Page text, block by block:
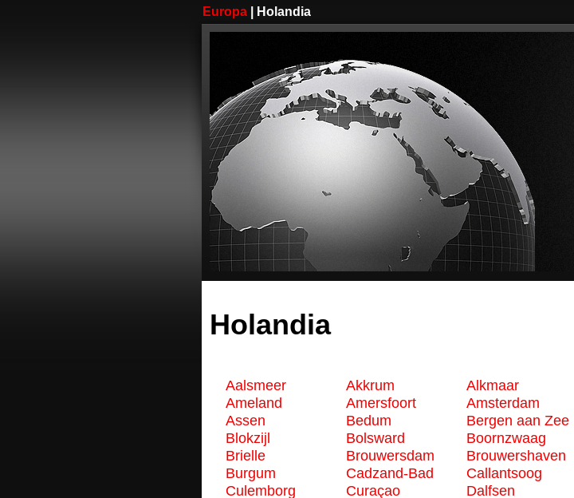
Europa| Holandia
Holandia
Aalsmeer Akkrum Alkmaar
Ameland
Amersfoort Amsterdam
Assen
Bedum Bergen aan Zee
Blokzijl
Bolsward Boornzwaag
Brielle
Brouwersdam Brouwershaven
Burgum
Cadzand-Bad Callantsoog
Culemborg
Curaçao Dalfsen